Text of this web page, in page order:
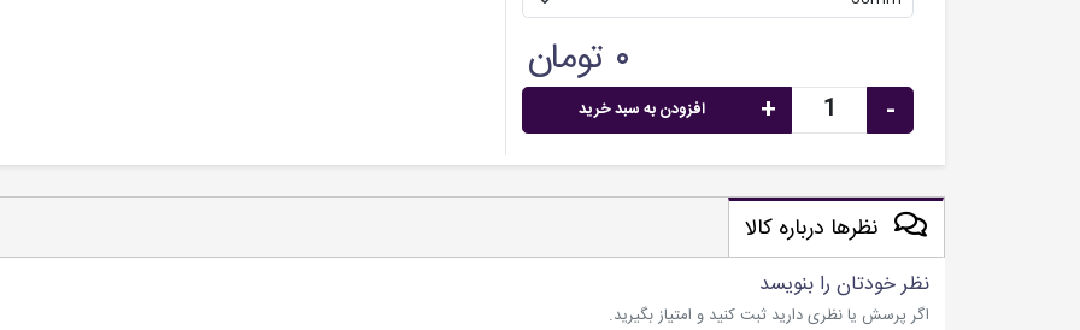
۰ تومان
-
+ افزودن به سبد خرید
نظرها درباره کالا
نظر خودتان را بنویسد
اگر پرسش یا نظری دارید ثبت کنید و امتیاز بگیرید.